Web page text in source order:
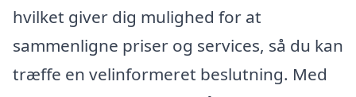
hvilket giver dig mulighed for at
sammenligne priser og services, så du kan
træffe en velinformeret beslutning. Med